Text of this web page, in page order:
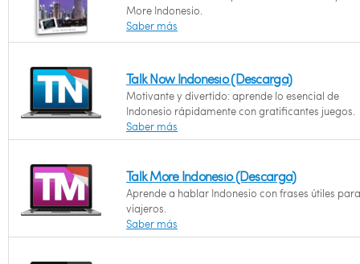
More Indonesio.
Saber más
Talk Now Indonesio (Descarga)
Motivante y divertido: aprende lo esencial de
Indonesio rápidamente con gratificantes juegos.
Saber más
Talk More Indonesio (Descarga)
Aprende a hablar Indonesio con frases útiles
viajeros.
Saber más